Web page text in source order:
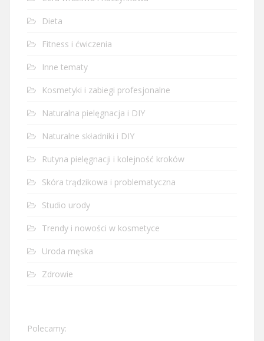
Dieta
Fitness i ćwiczenia
Inne tematy
Kosmetyki i zabiegi profesjonalne
Naturalna pielęgnacja i DIY
Naturalne składniki i DIY
Rutyna pielęgnacji i kolejność kroków
Skóra trądzikowa i problematyczna
Studio urody
Trendy i nowości w kosmetyce
Uroda męska
Zdrowie
Polecamy: